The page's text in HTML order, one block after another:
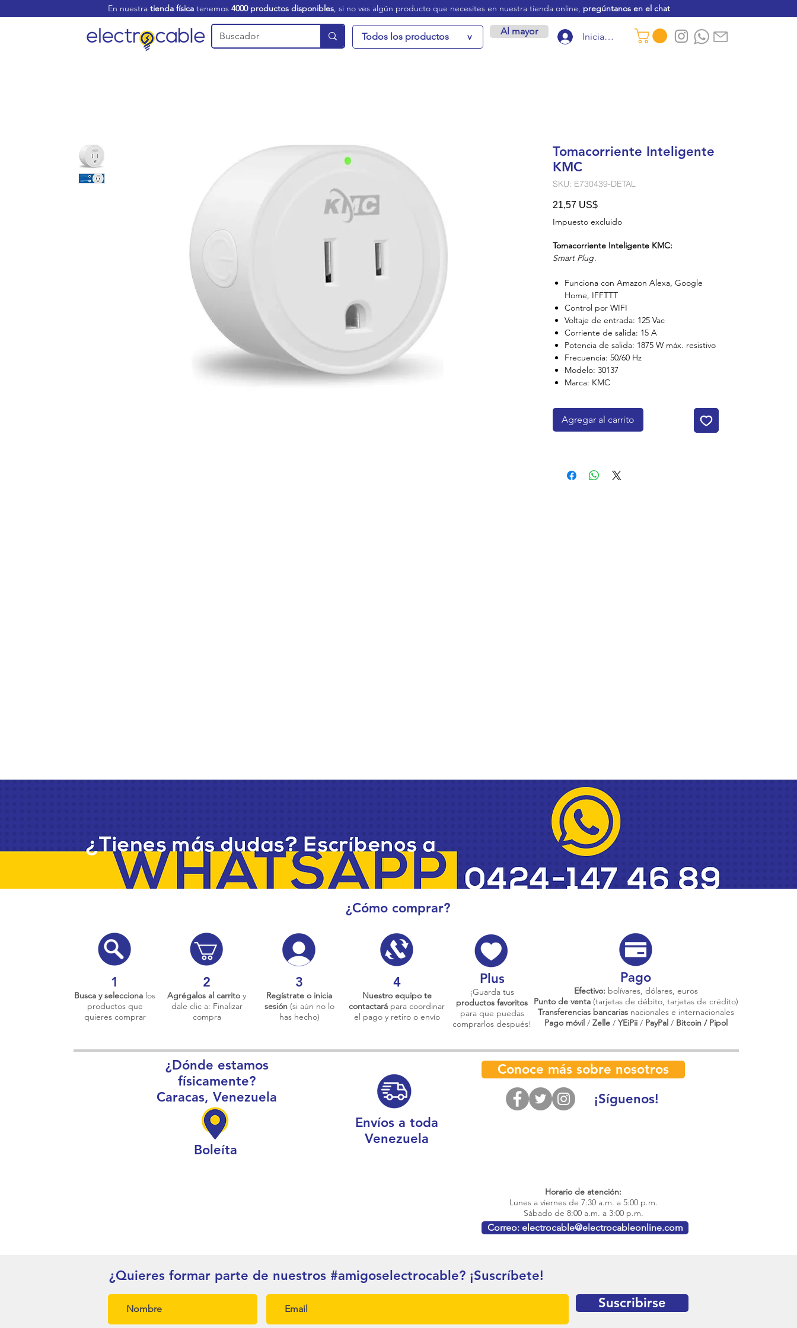
En nuestra tienda física tenemos 4000 productos disponibles, si no ves algún producto que necesites en nuestra tienda online, pregúntanos en el chat
Todos los productos v Al mayor Iniciar sesión
Tomacorriente Inteligente
KMC
SKU: E730439-DETAL
21,57 US$Precio
Impuesto excluido
Tomacorriente Inteligente KMC:
Smart Plug.
Funciona con Amazon Alexa, Google
Home, IFFTTT
Control por WIFI
Voltaje de entrada: 125 Vac
Corriente de salida: 15 A
Potencia de salida: 1875 W máx. resistivo
Frecuencia: 50/60 Hz
Modelo: 30137
Marca: KMC
Agregar al carrito
¿Cómo comprar?
1
Busca y selecciona los
productos que
quieres comprar
2
Agrégalos al carrito y
dale clic a: Finalizar
compra
3
Regístrate o inicia
sesión(si aún no lo
has hecho)
4
Nuestro equipo te
contactará para coordinar
el pago y retiro o envío
Plus
¡Guarda tus
productos favoritos
para que puedas
comprarlos después!
Pago
Efectivo: bolívares, dólares, euros
Punto de venta (tarjetas de débito, tarjetas de crédito)
Transferencias bancariasnacionales e internacionales
Pago móvil/ Zelle/ YEiPii/ PayPal / Bitcoin / Pipol
¿Dónde estamos
físicamente?
Caracas, Venezuela
Boleíta
Envíos a toda
Venezuela
Conoce más sobre nosotros
¡Síguenos!
Horario de atención:
Lunes a viernes de 7:30 a.m. a 5:00 p.m.
Sábado de 8:00 a.m. a 3:00 p.m.
Correo: electrocable@electrocableonline.com
¿Quieres formar parte de nuestros #amigoselectrocable? ¡Suscríbete!
Suscribirse